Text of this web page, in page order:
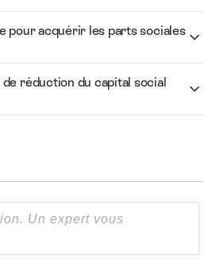
pour acquérir les parts sociales
réduction du capital social